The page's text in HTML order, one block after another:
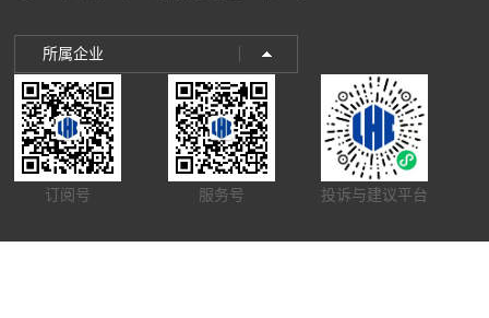
所属企业
订阅号 服务号 投诉与建议平台